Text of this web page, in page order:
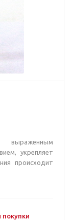
укрепляет
происходит